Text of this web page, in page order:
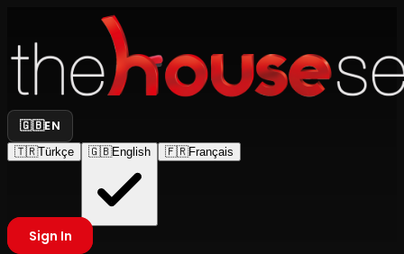
🇬🇧EN
🇹🇷Türkçe 🇬🇧English 🇫🇷Français
Sign In